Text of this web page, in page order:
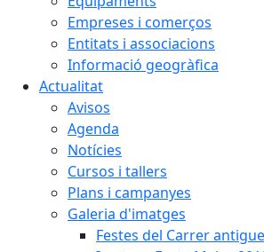
Empreses i comerços
Entitats i associacions
Informació geogràfica
Actualitat
Avisos
Agenda
Notícies
Cursos i tallers
Plans i campanyes
Galeria d'imatges
Festes del Carrer